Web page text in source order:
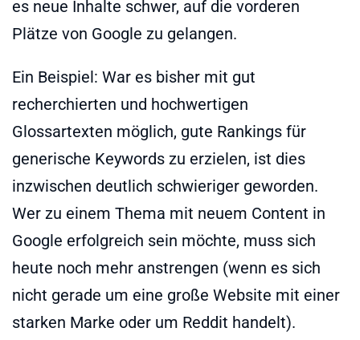
es neue Inhalte schwer, auf die vorderen
Plätze von Google zu gelangen.
Ein Beispiel: War es bisher mit gut
recherchierten und hochwertigen
Glossartexten möglich, gute Rankings für
generische Keywords zu erzielen, ist dies
inzwischen deutlich schwieriger geworden.
Wer zu einem Thema mit neuem Content in
Google erfolgreich sein möchte, muss sich
heute noch mehr anstrengen (wenn es sich
nicht gerade um eine große Website mit einer
starken Marke oder um Reddit handelt).